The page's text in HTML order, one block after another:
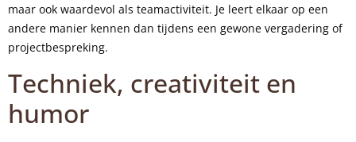
maar ook waardevol als teamactiviteit. Je leert elkaar op een
andere manier kennen dan tijdens een gewone vergadering of
projectbespreking.
Techniek, creativiteit en
humor